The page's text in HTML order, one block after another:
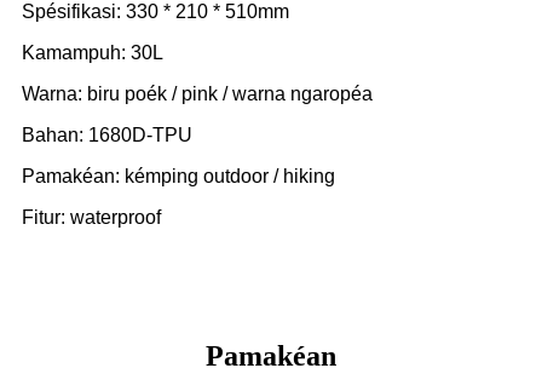
Spésifikasi: 330 * 210 * 510mm
Kamampuh: 30L
Warna: biru poék / pink / warna ngaropéa
Bahan: 1680D-TPU
Pamakéan: kémping outdoor / hiking
Fitur: waterproof
Pamakéan